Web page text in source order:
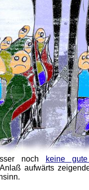
noch
keine
aufwärts